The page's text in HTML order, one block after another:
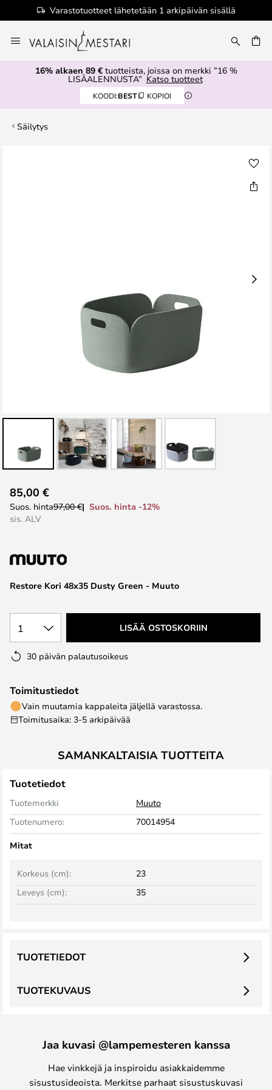
Varastotuotteet lähetetään 1 arkipäivän sisällä
to
Content
16% alkaen 89 €tuotteista, joissa on merkki ”16 %
LISÄALENNUSTA” Katso tuotteet
KOODI:BEST KOPIOI
Säilytys
to
the
the
gallery
Restore Kori 48x35 Dusty Green - Muuto
85,00 €
Suos. hinta97,00 €
Suos. hinta -12%
sis. ALV
1 LISÄÄ OSTOSKORIIN
30 päivän palautusoikeus
Toimitustiedot
Vain muutamia kappaleita jäljellä varastossa.
Toimitusaika: 3-5 arkipäivää
SAMANKALTAISIA TUOTTEITA
Tuotetiedot
Tuotemerkki
Muuto
Tuotenumero:
70014954
Mitat
Leveys (cm): 35
Korkeus (cm): 23
TUOTEKUVAUS
TUOTETIEDOT
Jaa kuvasi @lampemesteren kanssa
Hae vinkkejä ja inspiroidu asiakkaidemme
sisustusideoista. Merkitse parhaat sisustuskuvasi